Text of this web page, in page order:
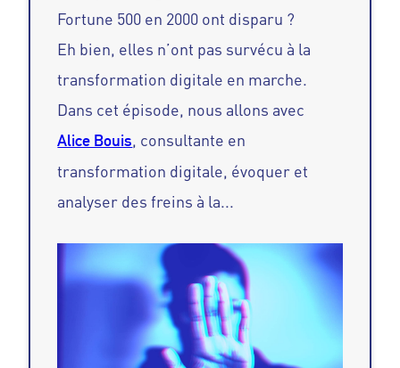
Fortune 500 en 2000 ont disparu ?
Eh bien, elles n’ont pas survécu à la
transformation digitale en marche.
Dans cet épisode, nous allons avec
Alice Bouis, consultante en
transformation digitale, évoquer et
analyser des freins à la...